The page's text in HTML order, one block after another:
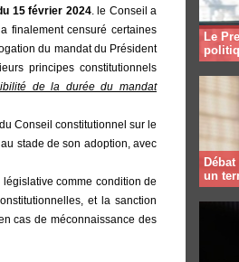
15 février 2024. le Conseil a
finalement censuré certaines
du mandat du Président
principes constitutionnels
de la durée du mandat
Conseil constitutionnel sur le
stade de son adoption, avec
comme condition de
et la sanction
cas de méconnaissance des
Le
un